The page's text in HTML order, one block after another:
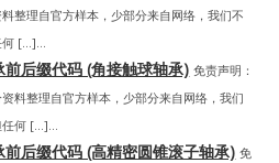
整理自官方样本，少部分来自网络，我们不
[…]...
后缀代码 (角接触球轴承) 免责声明：
料整理自官方样本，少部分来自网络，我们
何 […]...
后缀代码 (高精密圆锥滚子轴承) 免